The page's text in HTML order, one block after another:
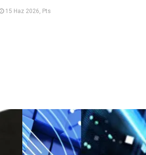
15 Haz 2026, Pts